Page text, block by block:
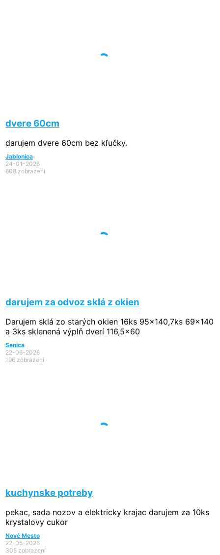
dvere 60cm
darujem dvere 60cm bez kľučky.
Jablonica
24-01-2026
608 zobrazení
darujem za odvoz sklá z okien
Darujem sklá zo starých okien 16ks 95x140,7ks 69x140
a 3ks sklenená výplň dverí 116,5x60
Senica
22-06-2026
196 zobrazení
kuchynske potreby
pekac, sada nozov a elektricky krajac darujem za 10ks
krystalovy cukor
Nové Mesto
22-05-2026
305 zobrazení